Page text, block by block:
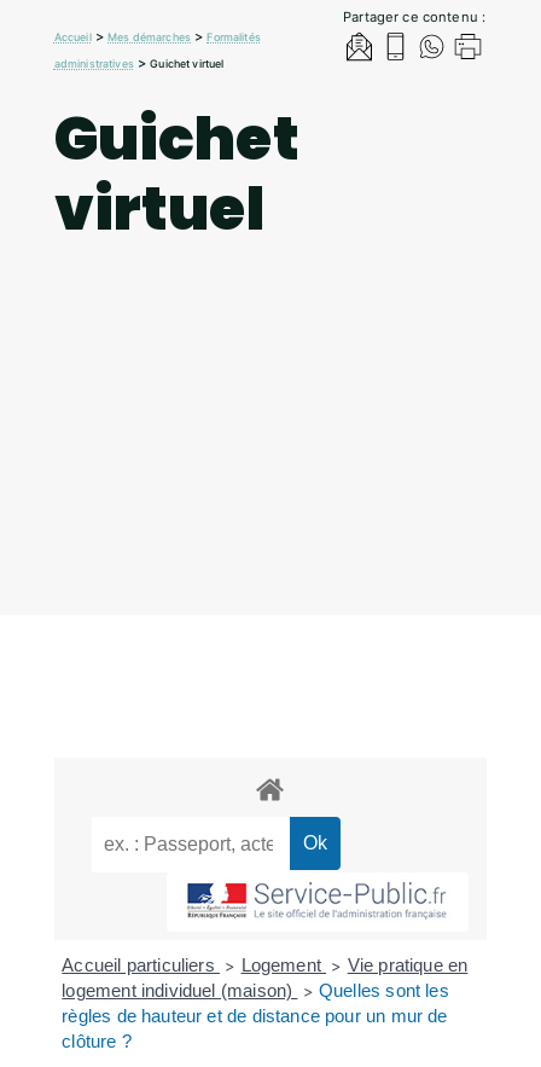
Partager ce contenu :
Accueil>Mes démarches >Formalités
administratives>Guichet virtuel
Guichet
virtuel
Accueil particuliers > Logement > Vie pratique en
logement individuel (maison)
> Quelles sont les
règles de hauteur et de distance pour un mur de
clôture ?